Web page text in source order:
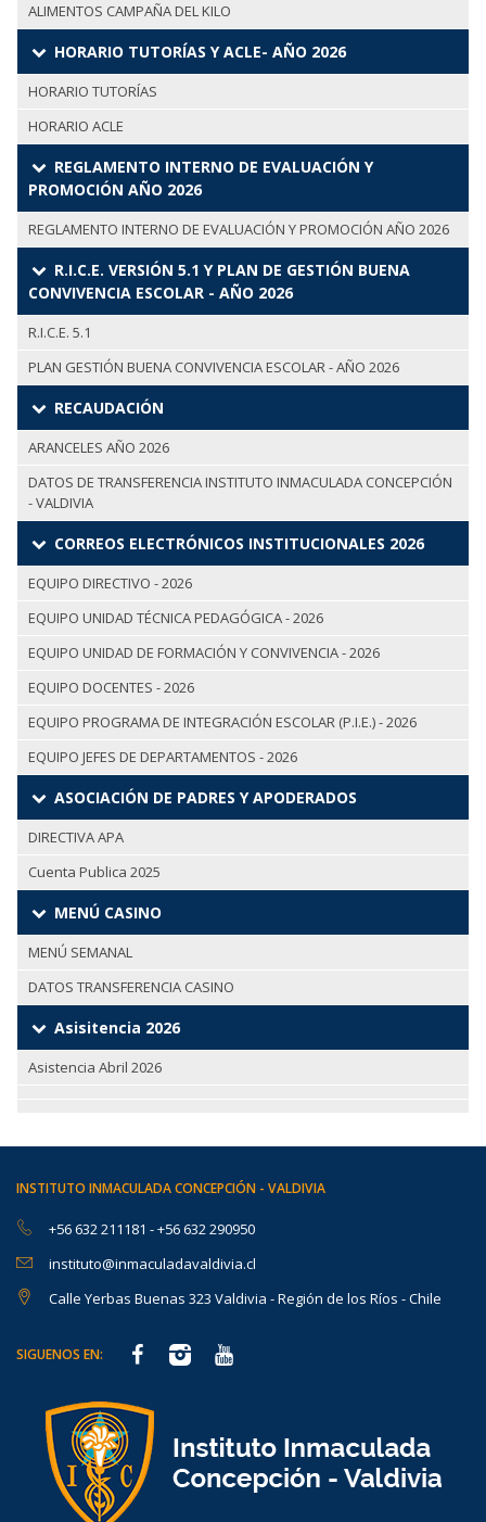
ALIMENTOS CAMPAÑA DEL KILO
HORARIO TUTORÍAS Y ACLE- AÑO 2026
HORARIO TUTORÍAS
HORARIO ACLE
REGLAMENTO INTERNO DE EVALUACIÓN Y
PROMOCIÓN AÑO 2026
REGLAMENTO INTERNO DE EVALUACIÓN Y PROMOCIÓN AÑO 2026
R.I.C.E. VERSIÓN 5.1 Y PLAN DE GESTIÓN BUENA
CONVIVENCIA ESCOLAR - AÑO 2026
R.I.C.E. 5.1
PLAN GESTIÓN BUENA CONVIVENCIA ESCOLAR - AÑO 2026
RECAUDACIÓN
ARANCELES AÑO 2026
DATOS DE TRANSFERENCIA INSTITUTO INMACULADA CONCEPCIÓN
- VALDIVIA
CORREOS ELECTRÓNICOS INSTITUCIONALES 2026
EQUIPO DIRECTIVO - 2026
EQUIPO UNIDAD TÉCNICA PEDAGÓGICA - 2026
EQUIPO UNIDAD DE FORMACIÓN Y CONVIVENCIA - 2026
EQUIPO DOCENTES - 2026
EQUIPO PROGRAMA DE INTEGRACIÓN ESCOLAR (P.I.E.) - 2026
EQUIPO JEFES DE DEPARTAMENTOS - 2026
ASOCIACIÓN DE PADRES Y APODERADOS
DIRECTIVA APA
Cuenta Publica 2025
MENÚ CASINO
MENÚ SEMANAL
DATOS TRANSFERENCIA CASINO
Asisitencia 2026
Asistencia Abril 2026
INSTITUTO INMACULADA CONCEPCIÓN - VALDIVIA
+56 632 211181 -+56 632 290950
instituto@inmaculadavaldivia.cl
Calle Yerbas Buenas 323 Valdivia - Región de los Ríos - Chile
SIGUENOS EN: